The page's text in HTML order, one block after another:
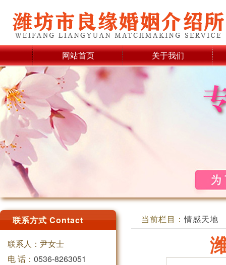
网站首页 关于我们
联系方式 Contact
联系人：尹女士
电 话： 0536-8263051
当前栏目：情感天地